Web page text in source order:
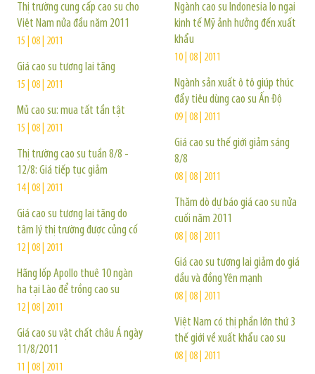
Thị trường cung cấp cao su cho
Việt Nam nửa đầu năm 2011
15 | 08 | 2011
Giá cao su tương lai tăng
15 | 08 | 2011
Mủ cao su: mua tất tần tật
15 | 08 | 2011
Thị trường cao su tuần 8/8 -
12/8: Giá tiếp tục giảm
14 | 08 | 2011
Giá cao su tương lai tăng do
tâm lý thị trường được củng cố
12 | 08 | 2011
Hãng lốp Apollo thuê 10 ngàn
ha tại Lào để trồng cao su
12 | 08 | 2011
Giá cao su vật chất châu Á ngày
11/8/2011
11 | 08 | 2011
Ngành cao su Indonesia lo ngại
kinh tế Mỹ ảnh hưởng đến xuất
khẩu
10 | 08 | 2011
Ngành sản xuất ô tô giúp thúc
đẩy tiêu dùng cao su Ấn Độ
09 | 08 | 2011
Giá cao su thế giới giảm sáng
8/8
08 | 08 | 2011
Thăm dò dự báo giá cao su nửa
cuối năm 2011
08 | 08 | 2011
Giá cao su tương lai giảm do giá
dầu và đồng Yên mạnh
08 | 08 | 2011
Việt Nam có thị phần lớn thứ 3
thế giới về xuất khẩu cao su
08 | 08 | 2011